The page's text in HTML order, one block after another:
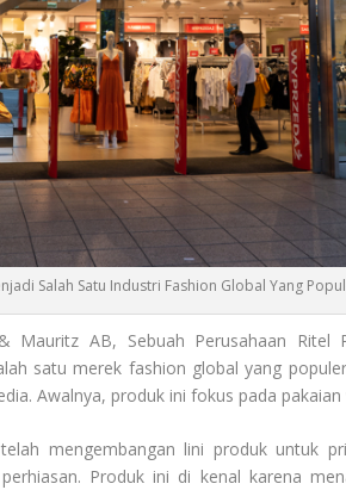
Salah Satu Industri Fashion Global Yang
Mauritz AB, Sebuah Perusahaan Ritel
satu merek fashion global yang
Awalnya, produk ini fokus pada pakaian
mengembangan lini produk untuk
Produk ini di kenal karena